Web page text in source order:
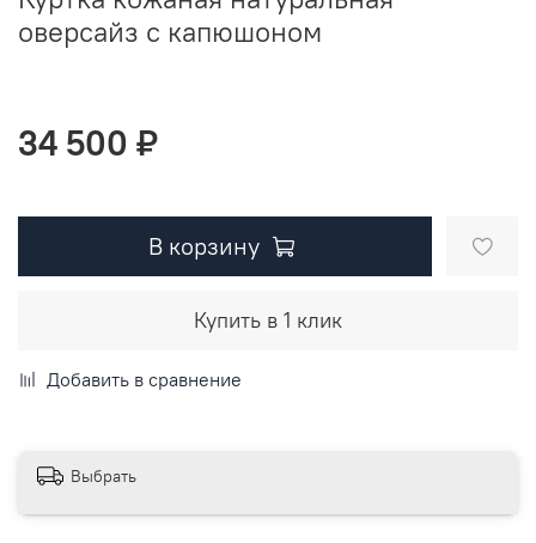
оверсайз с капюшоном
34 500 ₽
В корзину
Купить в 1 клик
Добавить в сравнение
Выбрать